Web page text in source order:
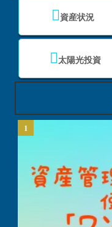
資産状況
太陽光投資